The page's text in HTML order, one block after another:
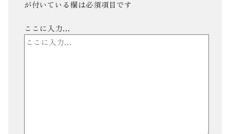
が付いている欄は必須項目です
ここに入力…